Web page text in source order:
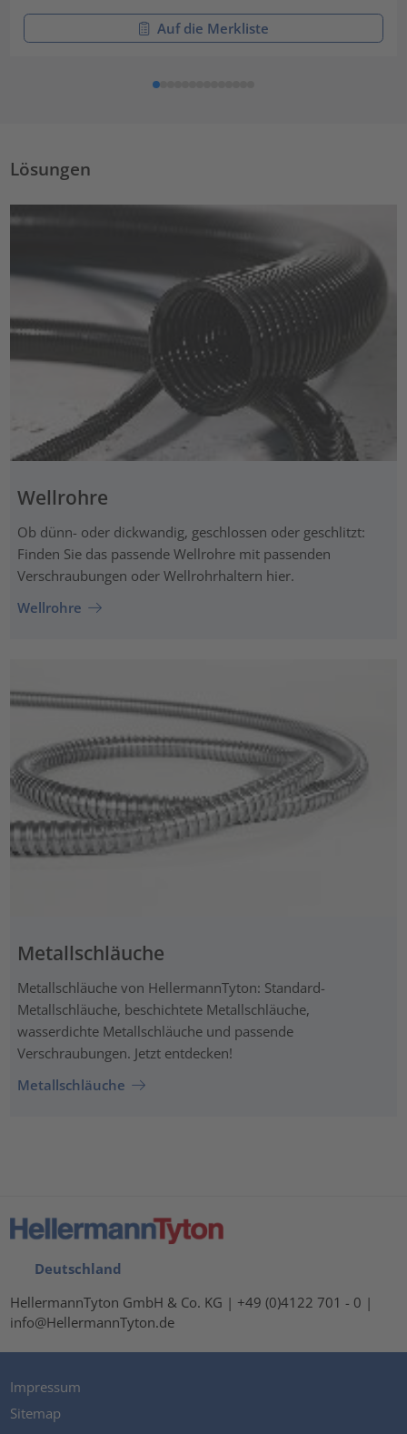
Auf die Merkliste
Lösungen
Wellrohre
Ob dünn- oder dickwandig, geschlossen oder geschlitzt:
Finden Sie das passende Wellrohre mit passenden
Verschraubungen oder Wellrohrhaltern hier.
Wellrohre
Metallschläuche
Metallschläuche von HellermannTyton: Standard-
Metallschläuche, beschichtete Metallschläuche,
wasserdichte Metallschläuche und passende
Verschraubungen. Jetzt entdecken!
Metallschläuche
Deutschland
HellermannTyton GmbH & Co. KG | +49 (0)4122 701 - 0 |
info@HellermannTyton.de
Impressum
Sitemap